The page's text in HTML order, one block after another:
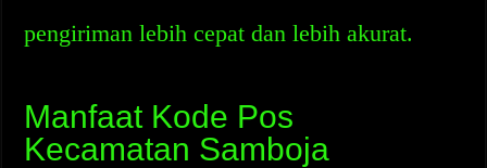
pengiriman lebih cepat dan lebih akurat.
Manfaat Kode Pos
Kecamatan Samboja